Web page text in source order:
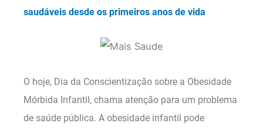
saudáveis desde os primeiros anos de vida
O hoje, Dia da Conscientização sobre a Obesidade
Mórbida Infantil, chama atenção para um problema
de saúde pública. A obesidade infantil pode